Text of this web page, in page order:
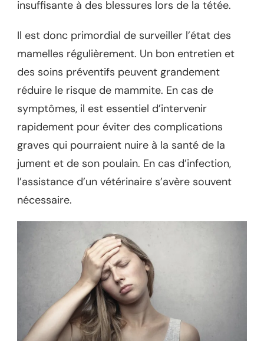
insuffisante à des blessures lors de la tétée.
Il est donc primordial de surveiller l’état des
mamelles régulièrement. Un bon entretien et
des soins préventifs peuvent grandement
réduire le risque de mammite. En cas de
symptômes, il est essentiel d’intervenir
rapidement pour éviter des complications
graves qui pourraient nuire à la santé de la
jument et de son poulain. En cas d’infection,
l’assistance d’un vétérinaire s’avère souvent
nécessaire.